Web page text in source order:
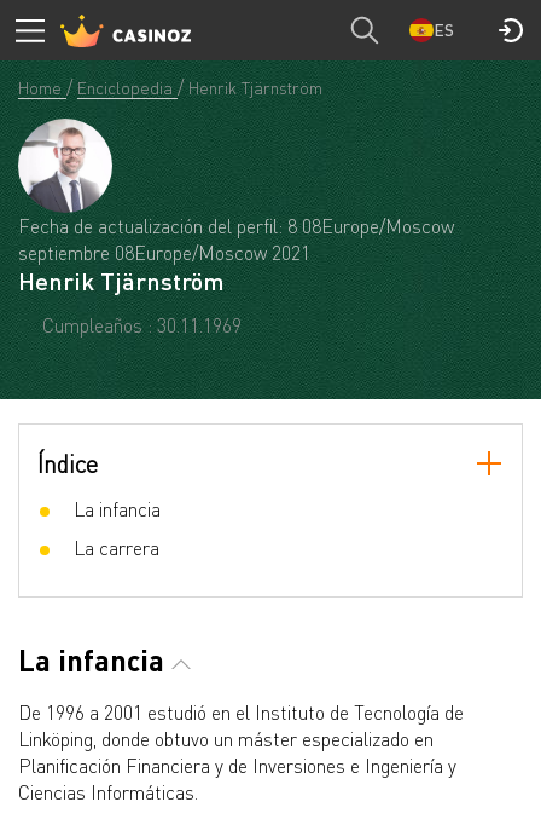
ES
Home Enciclopedia Henrik Tjärnström
Fecha de actualización del perfil: 8 08Europe/Moscow
septiembre 08Europe/Moscow 2021
Henrik Tjärnström
Cumpleaños : 30.11.1969
Índice
La infancia
La carrera
La infancia
De 1996 a 2001 estudió en el Instituto de Tecnología de
Linköping, donde obtuvo un máster especializado en
Planificación Financiera y de Inversiones e Ingeniería y
Ciencias Informáticas.